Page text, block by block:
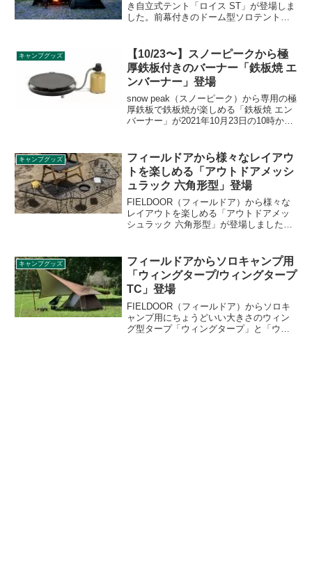
き自立式テント「ロイス ST」が登場しま
した。前幕付きのドーム型ソロテント
として使用できます。ワンポールテント
やシェルターにもぴったり収まるインナ
ーテントとしても使えます。詳細をレビ
ューします。
キャンプグッズ
【10/23〜】スノーピークから極
厚鉄板付きのバーナー「鉄板焼 エ
ンバーナー」登場
snow peak（スノーピーク）から専用の極
厚鉄板で鉄板焼が楽しめる「鉄板焼 エン
バーナー」が2021年10月23日の10時から
ビューします。
キャンプグッズ
フィールドアから様々なレイアウ
トを楽しめる「アウトドアメッシ
ュラック 六角形型」登場
FIELDOOR（フィールドア）から様々な
レイアウトを楽しめる「アウトドアメッ
シュラック 六角形型」が登場しました。
になり、様々なレイアウトで設置できま
す。詳細をレビューします。
キャンプグッズ
フィールドアからソロキャンプ用
「ウィングタープ/ウィングタープ
TC」登場
FIELDOOR（フィールドア）からソロキ
ャンプ用にちょうどいい大きさのウィン
グ型タープ「ウィングタープ」と「ウィ